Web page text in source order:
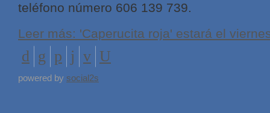
teléfono número 606 139 739.
Leer más: 'Caperucita roja' estará el
powered by social2s